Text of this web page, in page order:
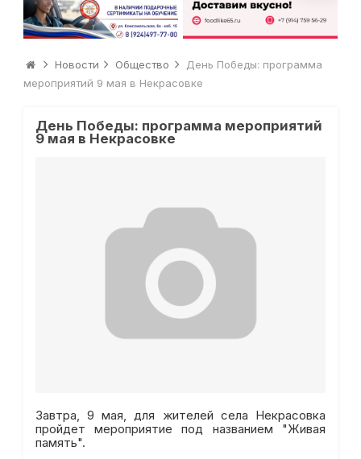
Новости Общество
День Победы: программа
мероприятий 9 мая в Некрасовке
День Победы: программа мероприятий
9 мая в Некрасовке
Завтра, 9 мая, для жителей села Некрасовка
пройдет мероприятие под названием "Живая
память".